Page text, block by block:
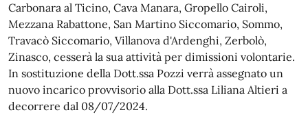
Carbonara al Ticino, Cava Manara, Gropello Cairoli,
Mezzana Rabattone, San Martino Siccomario, Sommo,
Travacò Siccomario, Villanova d'Ardenghi, Zerbolò,
Zinasco, cesserà la sua attività per dimissioni volontarie.
In sostituzione della Dott.ssa Pozzi verrà assegnato un
nuovo incarico provvisorio alla Dott.ssa Liliana Altieri a
decorrere dal 08/07/2024.